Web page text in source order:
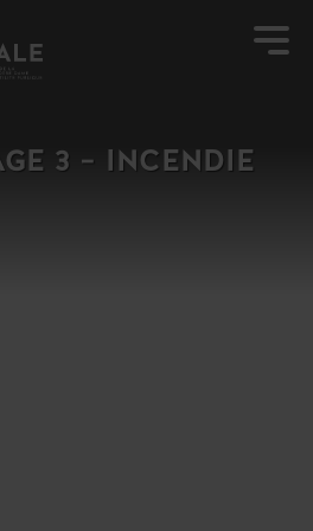
3 – INCENDIE